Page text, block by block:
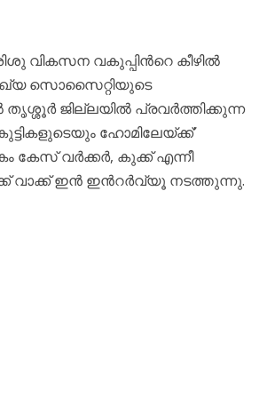
വികസന വകുപ്പിൻറെ കീഴിൽ
സൊസൈറ്റിയുടെ
ജില്ലയിൽ പ്രവർത്തിക്കുന്ന
ഹോമിലേയ്ക്ക്’
കേസ് വർക്കർ, കുക്ക് എന്നീ
വാക്ക് ഇൻ ഇൻറർവ്യൂ നടത്തുന്നു.